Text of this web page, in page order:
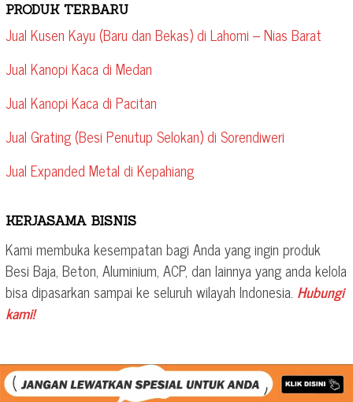
PRODUK TERBARU
Jual Kusen Kayu (Baru dan Bekas) di Lahomi – Nias Barat
Jual Kanopi Kaca di Medan
Jual Kanopi Kaca di Pacitan
Jual Grating (Besi Penutup Selokan) di Sorendiweri
Jual Expanded Metal di Kepahiang
KERJASAMA BISNIS
Kami membuka kesempatan bagi Anda yang ingin produk
Besi Baja, Beton, Aluminium, ACP, dan lainnya yang anda kelola
bisa dipasarkan sampai ke seluruh wilayah Indonesia. Hubungi
kami!